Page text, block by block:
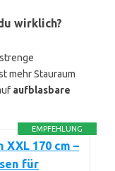
wirklich?
mehr Stauraum
aufblasbare
EMPFEHLUNG
170 cm –
für